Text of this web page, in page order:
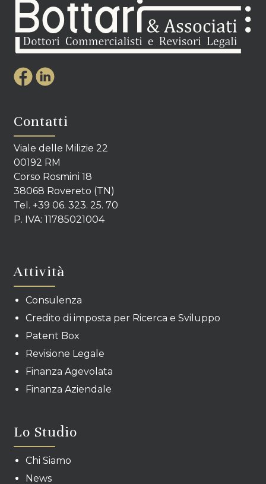
Contatti
Viale delle Milizie 22
00192 RM
Corso Rosmini 18
38068 Rovereto (TN)
Tel. +39 06. 323. 25. 70
P. IVA: 11785021004
Attività
Consulenza
Credito di imposta per Ricerca e Sviluppo
Patent Box
Revisione Legale
Finanza Agevolata
Finanza Aziendale
Lo Studio
Chi Siamo
News